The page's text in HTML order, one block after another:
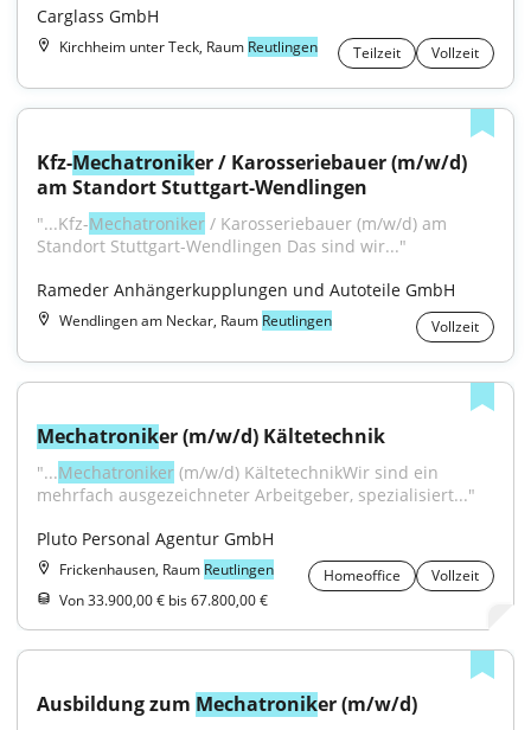
Carglass GmbH
Kirchheim unter Teck, Raum Reutlingen Teilzeit Vollzeit
Kfz-Mechatroniker / Karosseriebauer (m/w/d)
am Standort Stuttgart-Wendlingen
"...Kfz-Mechatroniker / Karosseriebauer (m/w/d) am
Standort Stuttgart-Wendlingen Das sind wir..."
Rameder Anhängerkupplungen und Autoteile GmbH
Wendlingen am Neckar, Raum Reutlingen Vollzeit
Mechatroniker (m/w/d) Kältetechnik
"...Mechatroniker (m/w/d) KältetechnikWir sind ein
mehrfach ausgezeichneter Arbeitgeber, spezialisiert..."
Pluto Personal Agentur GmbH
Frickenhausen, Raum Reutlingen Homeoffice
Vollzeit
Von 33.900,00 € bis 67.800,00 €
Ausbildung zum Mechatroniker (m/w/d)